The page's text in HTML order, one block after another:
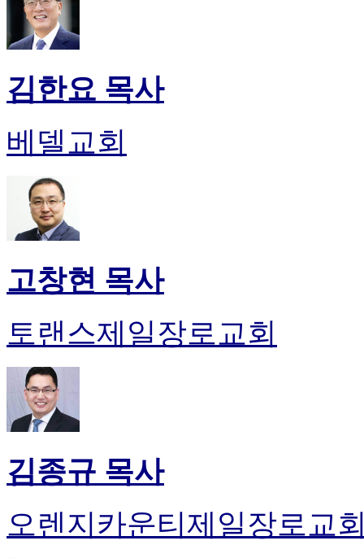
김한요 목사
베델교회
고창현 목사
토랜스제일장로교회
김종규 목사
오렌지카운티제일장로교